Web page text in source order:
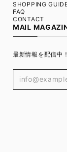
SHOPPING
FAQ
CONTACT
MAIL
最新情報を配信中！